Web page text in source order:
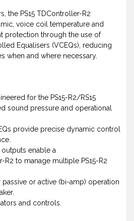
the PS15 TDController-R2
voice coil temperature and
protection through the use of
Equalisers (VCEQs), reducing
when and where necessary.
for the PS15-R2/RS15
sound pressure and operational
provide precise dynamic control
enable a
R2 to manage multiple PS15-R2
or active (bi-amp) operation
and controls.